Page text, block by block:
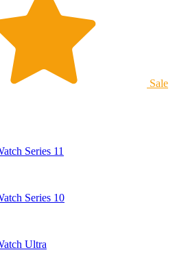
Sale
Series 11
Series 10
Ultra